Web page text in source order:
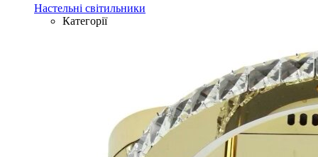
Настельні світильники
Категорії